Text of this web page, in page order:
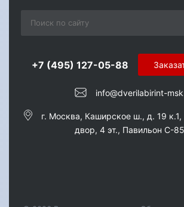
+7 (495) 127-05-88‬
info@dverilabirint-
г. Москва, Каширское ш., д. 19
двор, 4 эт., Павильон C-